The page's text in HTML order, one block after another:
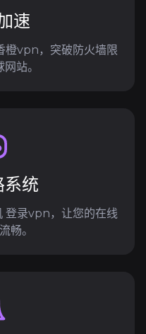
速
橙vpn，突破防火墙限
站。
系统
登录vpn，让您的在线
畅。